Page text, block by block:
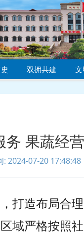
双拥共建
务 果蔬经
: 2024-07-20 17:48:48
，打造布局合
域严格按照